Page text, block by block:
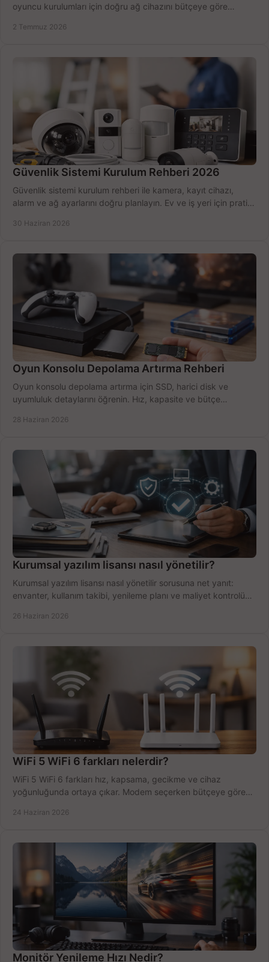
oyuncu kurulumları için doğru ağ cihazını bütçeye göre
2 Temmuz 2026
Güvenlik Sistemi Kurulum Rehberi 2026
Güvenlik sistemi kurulum rehberi ile kamera, kayıt cihazı,
alarm ve ağ ayarlarını doğru planlayın. Ev ve iş yeri için pratik
30 Haziran 2026
Oyun Konsolu Depolama Artırma Rehberi
Oyun konsolu depolama artırma için SSD, harici disk ve
uyumluluk detaylarını öğrenin. Hız, kapasite ve bütçe
28 Haziran 2026
Kurumsal yazılım lisansı nasıl yönetilir?
Kurumsal yazılım lisansı nasıl yönetilir sorusuna net yanıt:
envanter, kullanım takibi, yenileme planı ve maliyet kontrolü
26 Haziran 2026
WiFi 5 WiFi 6 farkları nelerdir?
WiFi 5 WiFi 6 farkları hız, kapsama, gecikme ve cihaz
yoğunluğunda ortaya çıkar. Modem seçerken bütçeye göre
24 Haziran 2026
Monitör Yenileme Hızı Nedir?